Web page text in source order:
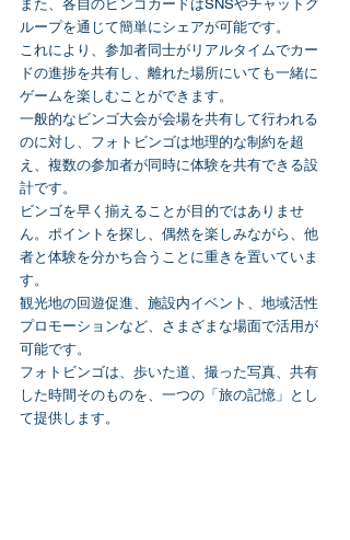
また、各自のビンゴカードはSNSやチャットグ
ループを通じて簡単にシェアが可能です。
これにより、参加者同士がリアルタイムでカー
ドの進捗を共有し、離れた場所にいても一緒に
ゲームを楽しむことができます。
一般的なビンゴ大会が会場を共有して行われる
のに対し、フォトビンゴは地理的な制約を超
え、複数の参加者が同時に体験を共有できる設
計です。
ビンゴを早く揃えることが目的ではありませ
ん。ポイントを探し、偶然を楽しみながら、他
者と体験を分かち合うことに重きを置いていま
す。
観光地の回遊促進、施設内イベント、地域活性
プロモーションなど、さまざまな場面で活用が
可能です。
フォトビンゴは、歩いた道、撮った写真、共有
した時間そのものを、一つの「旅の記憶」とし
て提供します。